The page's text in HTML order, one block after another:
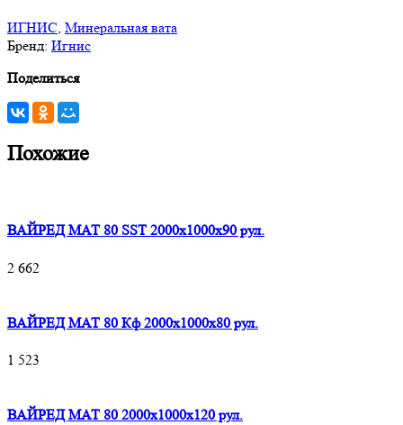
ИГНИС, Минеральная вата
Бренд: Игнис
Поделиться
Похожие
ВАЙРЕД МАТ 80 SST 2000x1000x90 рул.
2 662
ВАЙРЕД МАТ 80 Кф 2000x1000x80 рул.
1 523
ВАЙРЕД МАТ 80 2000x1000x120 рул.